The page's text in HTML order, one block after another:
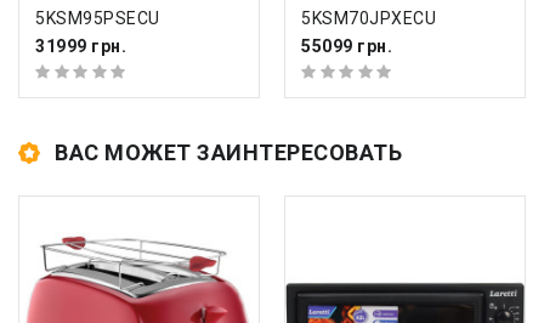
5KSM95PSECU
31999 грн.
5KSM70JPXECU
55099 грн.
ВАС МОЖЕТ ЗАИНТЕРЕСОВАТЬ